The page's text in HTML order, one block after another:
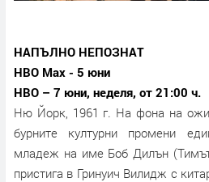
НАПЪЛНО НЕПОЗНАТ
HBO Max - 5 юни
HBO – 7 юни, неделя, от 21:00 ч.
Ню Йорк, 1961 г. На фона на
бурните културни промени
младеж на име Боб Дилън
пристига в Гринуич Вилидж с